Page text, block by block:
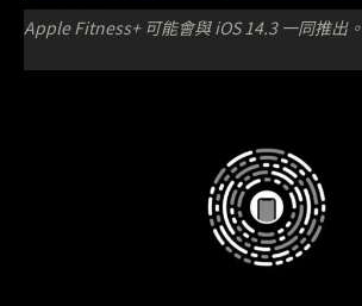
Apple Fitness+ 可能會與 iOS 14.3 一同推出。